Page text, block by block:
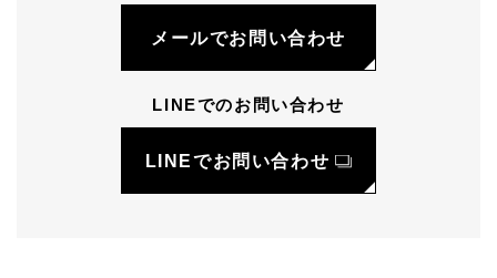
メールでお問い合わせ
LINEでのお問い合わせ
LINEでお問い合わせ